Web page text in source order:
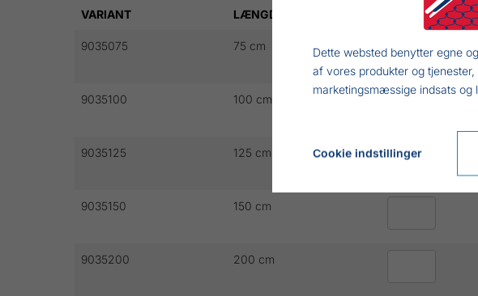
VARIANT LÆNGDE ANTAL
9035075 75 cm
9035100 100 cm
9035125 125 cm
9035150 150 cm
9035200 200 cm
Dette websted benytter egne
af vores produkter og
marketingsmæssige indsats
Cookie indstillinger